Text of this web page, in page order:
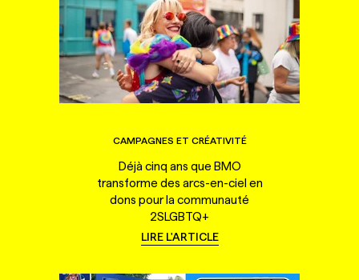
CAMPAGNES ET CRÉATIVITÉ
Déjà cinq ans que BMO
transforme des arcs-en-ciel en
dons pour la communauté
2SLGBTQ+
LIRE L'ARTICLE